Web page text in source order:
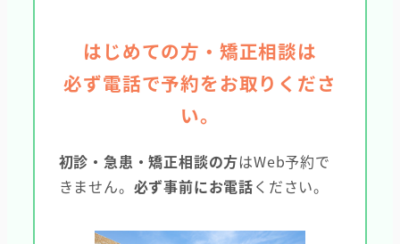
はじめての方・矯正相談は
必ず電話で予約をお取りくださ
い。
初診・急患・矯正相談の方はWeb予約で
きません。 必ず事前にお電話ください。